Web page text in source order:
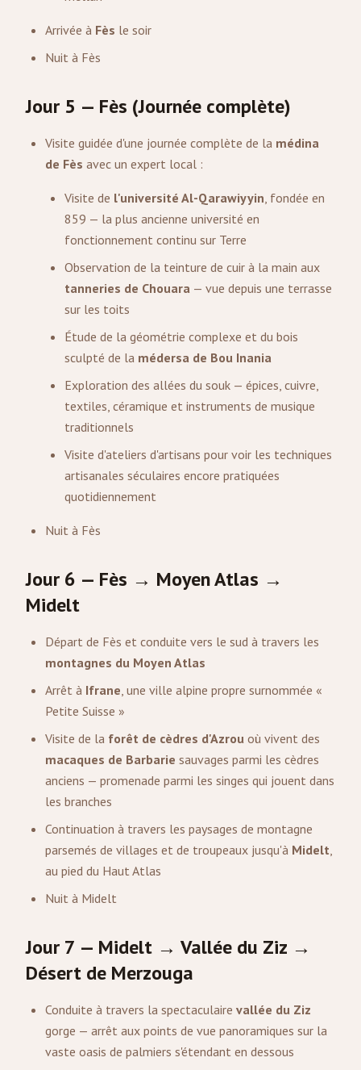
Arrivée à Fès le soir
Nuit à Fès
Jour 5 — Fès (Journée complète)
Visite guidée d'une journée complète de la médina
de Fès avec un expert local :
Visite de l'université Al-Qarawiyyin, fondée en
859 — la plus ancienne université en
fonctionnement continu sur Terre
Observation de la teinture de cuir à la main aux
tanneries de Chouara — vue depuis une terrasse
sur les toits
Étude de la géométrie complexe et du bois
sculpté de la médersa de Bou Inania
Exploration des allées du souk — épices, cuivre,
textiles, céramique et instruments de musique
traditionnels
Visite d'ateliers d'artisans pour voir les techniques
artisanales séculaires encore pratiquées
quotidiennement
Nuit à Fès
Jour 6 — Fès → Moyen Atlas →
Midelt
Départ de Fès et conduite vers le sud à travers les
montagnes du Moyen Atlas
Arrêt à Ifrane, une ville alpine propre surnommée «
Petite Suisse »
Visite de la forêt de cèdres d'Azrou où vivent des
macaques de Barbarie sauvages parmi les cèdres
anciens — promenade parmi les singes qui jouent dans
les branches
Continuation à travers les paysages de montagne
parsemés de villages et de troupeaux jusqu'à Midelt,
au pied du Haut Atlas
Nuit à Midelt
Jour 7 — Midelt → Vallée du Ziz →
Désert de Merzouga
Conduite à travers la spectaculaire vallée du Ziz
gorge — arrêt aux points de vue panoramiques sur la
vaste oasis de palmiers s'étendant en dessous